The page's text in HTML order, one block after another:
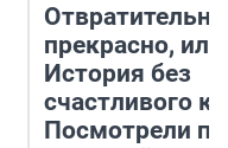
Отвратительно
прекрасно, или
История без
счастливого
Посмотрели